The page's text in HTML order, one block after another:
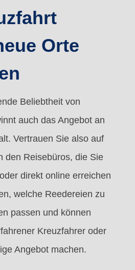
Orte
Beliebtheit von
auch das Angebot an
Vertrauen Sie also auf
den Reisebüros, die Sie
direkt online erreichen
welche Reedereien zu
passen und können
Kreuzfahrer oder
Angebot machen.